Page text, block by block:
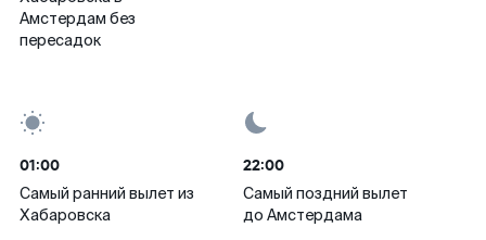
Амстердам без
пересадок
01:00
Самый ранний вылет из
Хабаровска
22:00
Самый поздний вылет
до Амстердама